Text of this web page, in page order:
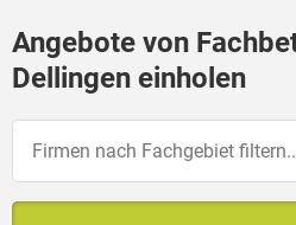
Angebote von
Dellingen einholen